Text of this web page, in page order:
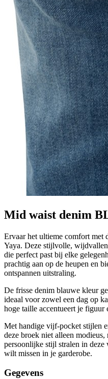
Mid waist denim
Ervaar het ultieme comfort met
Yaya. Deze stijlvolle,
die perfect past bij elke
prachtig aan op de heupen en
ontspannen uitstraling.
De frisse denim blauwe kleur
ideaal voor zowel een dag op
hoge taille accentueert je figuur
Met handige vijf-pocket stijlen
deze broek niet alleen
persoonlijke stijl stralen in deze
wilt missen in je garderobe.
Gegevens